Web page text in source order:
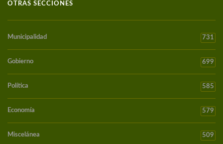
OTRAS SECCIONES
Municipalidad 731
Gobierno 699
Política 585
Economía 579
Miscelánea 509